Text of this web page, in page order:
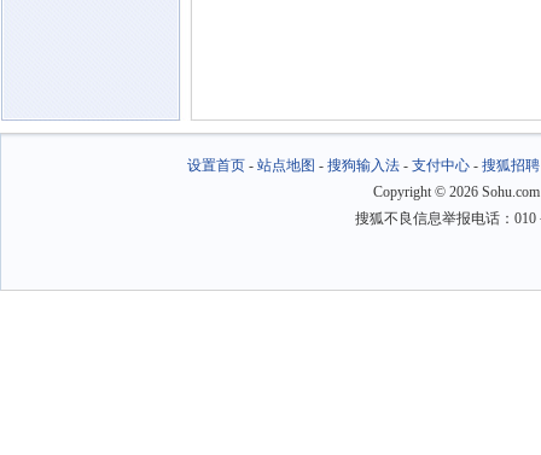
设置首页- 站点地图 - 搜狗输入法- 支付中心- 搜狐招聘
Copyright © 2026
搜狐不良信息举报电话：010